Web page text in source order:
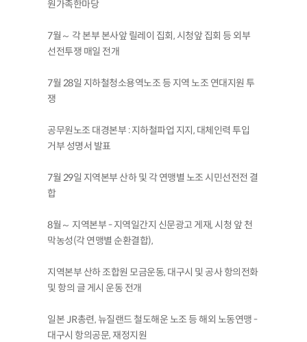
원가족한마당
7월～ 각 본부 본사앞 릴레이 집회, 시청앞 집회 등 외부
선전투쟁 매일 전개
7월 28일 지하철청소용역노조 등 지역 노조 연대지원 투
쟁
공무원노조 대경본부 : 지하철파업 지지, 대체인력 투입
거부 성명서 발표
7월 29일 지역본부 산하 및 각 연맹별 노조 시민선전전 결
합
8월～ 지역본부 - 지역일간지 신문광고 게재, 시청 앞 천
막농성(각 연맹별 순환결합),
지역본부 산하 조합원 모금운동, 대구시 및 공사 항의전화
및 항의 글 게시 운동 전개
일본 JR총련, 뉴질랜드 철도해운 노조 등 해외 노동연맹 -
대구시 항의공문, 재정지원